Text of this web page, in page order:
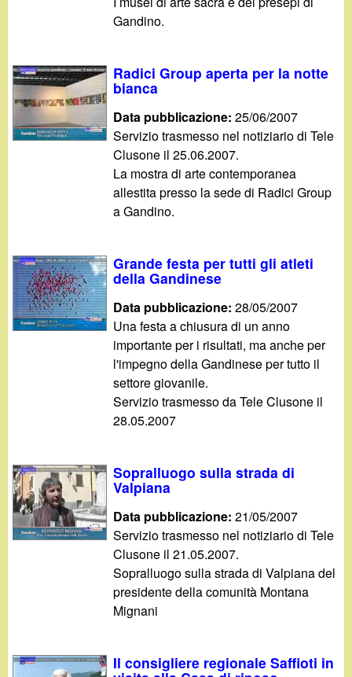
Gandino.
Radici Group aperta per la notte
bianca
Data pubblicazione:25/06/2007
Servizio trasmesso nel notiziario di Tele
Clusone il 25.06.2007.
La mostra di arte contemporanea
allestita presso la sede di Radici Group
a Gandino.
Grande festa per tutti gli atleti
della Gandinese
Data pubblicazione:28/05/2007
Una festa a chiusura di un anno
importante per i risultati, ma anche per
l'impegno della Gandinese per tutto il
settore giovanile.
Servizio trasmesso da Tele Clusone il
28.05.2007
Sopralluogo sulla strada di
Valpiana
Data pubblicazione:21/05/2007
Servizio trasmesso nel notiziario di Tele
Clusone il 21.05.2007.
Sopralluogo sulla strada di Valpiana del
presidente della comunità Montana
Mignani
Il consigliere regionale Saffioti in